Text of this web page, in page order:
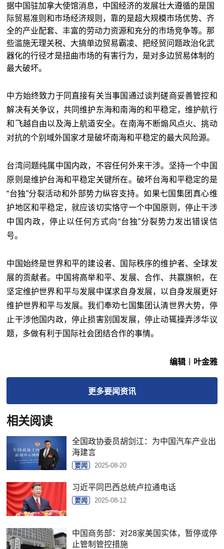
据中国驻加拿大使馆消息，中国经济的发展壮大遵循的是国
际贸易准则和市场经济规则，靠的是超大规模市场优势、齐
全的产业配套、丰富的劳动力资源和充分的市场竞争等。那
些滥施无理关税、大搞单边贸易霸凌、把经贸问题政治化武
器化的行径才是扭曲市场的有害行为，是对多边贸易体制的
最大破坏。
中方始终致力于同直接有关当事国通过谈判磋商妥善管控和
解决有关争议，共同维护东海和南海的和平稳定，维护航行
和飞越自由以及海上航道安全。在南海不断煽风点火、挑动
对抗的个别域外国家才是破坏南海和平稳定的最大风险源。
台湾问题纯属中国内政，不容任何外来干涉。坚持一个中国
原则是维护台海和平稳定关键所在。破坏台海和平稳定的是
“台独”分裂活动和外部势力纵容支持。如果七国集团真心维
护地区和平稳定，就应该切实恪守一个中国原则，停止干涉
中国内政，停止以任何方式向“台独”分裂势力发出错误信
号。
中国始终是世界和平的建设者、国际秩序的维护者、全球发
展的贡献者。中国将高举和平、发展、合作、共赢旗帜，在
坚定维护世界和平与发展中谋求自身发展，以自身发展更好
维护世界和平与发展。我们奉劝七国集团认清世界大势，停
止干涉他国内政，停止损害别国发展，停止动辄操弄涉华议
题，多做有利于国际社会团结合作的事情。
编辑︱叶金雅
更多要闻资讯
相关阅读
全国政协委员胡剑江：为中国汽车产业出
海建言
要闻 2025-08-20
习近平同巴西总统卢拉通电话
要闻 2025-08-12
中国商务部：对28家美国实体，暂停或停
止管制管控措施